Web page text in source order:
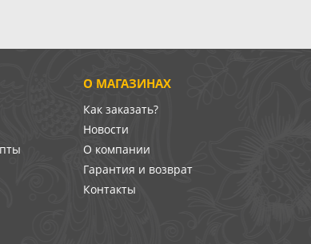
О МАГАЗИНАХ
Как заказать?
Новости
О компании
Гарантия и возврат
Контакты